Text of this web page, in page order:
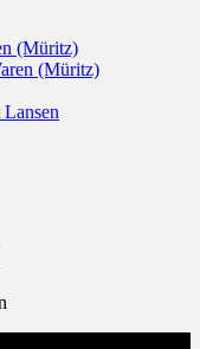
(Müritz)
(Müritz)